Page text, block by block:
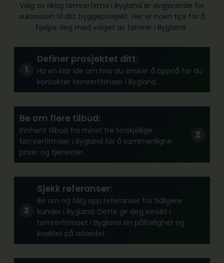
Valg av riktig tømrerfirma i Bygland er avgjørende for
suksessen til ditt byggeprosjekt. Her er noen tips for å
hjelpe deg med valget av tømrer i Bygland:
Definer prosjektet ditt:
Ha en klar ide om hva du ønsker å oppnå før du
kontakter tømrerfirmaer i Bygland.
Be om flere tilbud:
Innhent tilbud fra minst tre forskjellige
tømrerfirmaer i Bygland for å sammenligne
priser og tjenester.
Sjekk referanser:
Be om og følg opp referanser fra tidligere
kunder i Bygland. Dette gir deg innsikt i
tømrerfirmaet i Bygland sin pålitelighet og
kvalitet på arbeidet.